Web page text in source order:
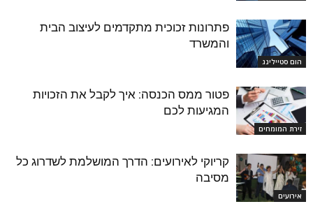
הום סטיילינג
פתרונות זכוכית מתקדמים לעיצוב הבית
והמשרד
זירת המומחים
פטור ממס הכנסה: איך לקבל את הזכויות
המגיעות לכם
אירועים
קריוקי לאירועים: הדרך המושלמת לשדרוג כל
מסיבה